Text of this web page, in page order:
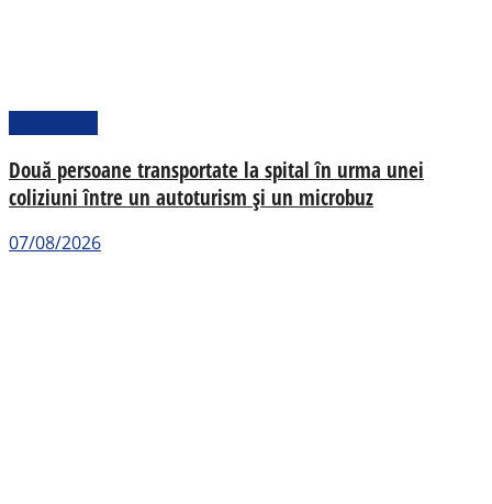
Două persoane transportate la spital în urma unei
coliziuni între un autoturism și un microbuz
07/08/2026